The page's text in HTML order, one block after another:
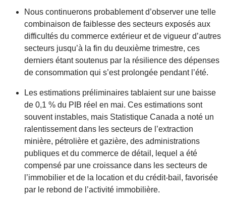
Nous continuerons probablement d’observer une telle
combinaison de faiblesse des secteurs exposés aux
difficultés du commerce extérieur et de vigueur d’autres
secteurs jusqu’à la fin du deuxième trimestre, ces
derniers étant soutenus par la résilience des dépenses
de consommation qui s’est prolongée pendant l’été.
Les estimations préliminaires tablaient sur une baisse
de 0,1 % du PIB réel en mai. Ces estimations sont
souvent instables, mais Statistique Canada a noté un
ralentissement dans les secteurs de l’extraction
minière, pétrolière et gazière, des administrations
publiques et du commerce de détail, lequel a été
compensé par une croissance dans les secteurs de
l’immobilier et de la location et du crédit-bail, favorisée
par le rebond de l’activité immobilière.